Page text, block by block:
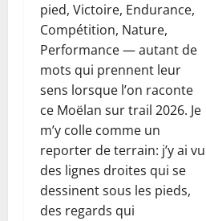
pied, Victoire, Endurance,
Compétition, Nature,
Performance — autant de
mots qui prennent leur
sens lorsque l’on raconte
ce Moëlan sur trail 2026. Je
m’y colle comme un
reporter de terrain: j’y ai vu
des lignes droites qui se
dessinent sous les pieds,
des regards qui